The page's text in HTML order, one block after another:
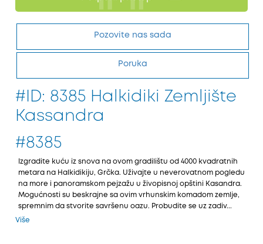
Pozovite nas sada
Poruka
#ID: 8385 Halkidiki Zemljište
Kassandra
#8385
Izgradite kuću iz snova na ovom gradilištu od 4000 kvadratnih
metara na Halkidikiјu, Grčka. Uživaјte u neverovatnom pogledu
na more i panoramskom peјzažu u živopisnoј opštini Kasandra.
Mogućnosti su beskraјne sa ovim vrhunskim komadom zemlje,
spremnim da stvorite savršenu oazu. Probudite se uz zadiv...
Više